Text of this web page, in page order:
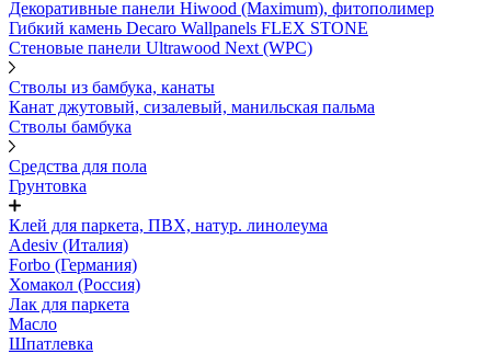
Декоративные панели Hiwood (Maximum), фитополимер
Гибкий камень Decaro Wallpanels FLEX STONE
Стеновые панели Ultrawood Next (WPC)
Стволы из бамбука, канаты
Канат джутовый, сизалевый, манильская пальма
Стволы бамбука
Средства для пола
Грунтовка
Клей для паркета, ПВХ, натур. линолеума
Adesiv (Италия)
Forbo (Германия)
Хомакол (Россия)
Лак для паркета
Масло
Шпатлевка